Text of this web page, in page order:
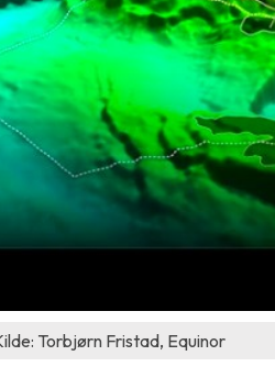
Torbjørn Fristad, Equinor